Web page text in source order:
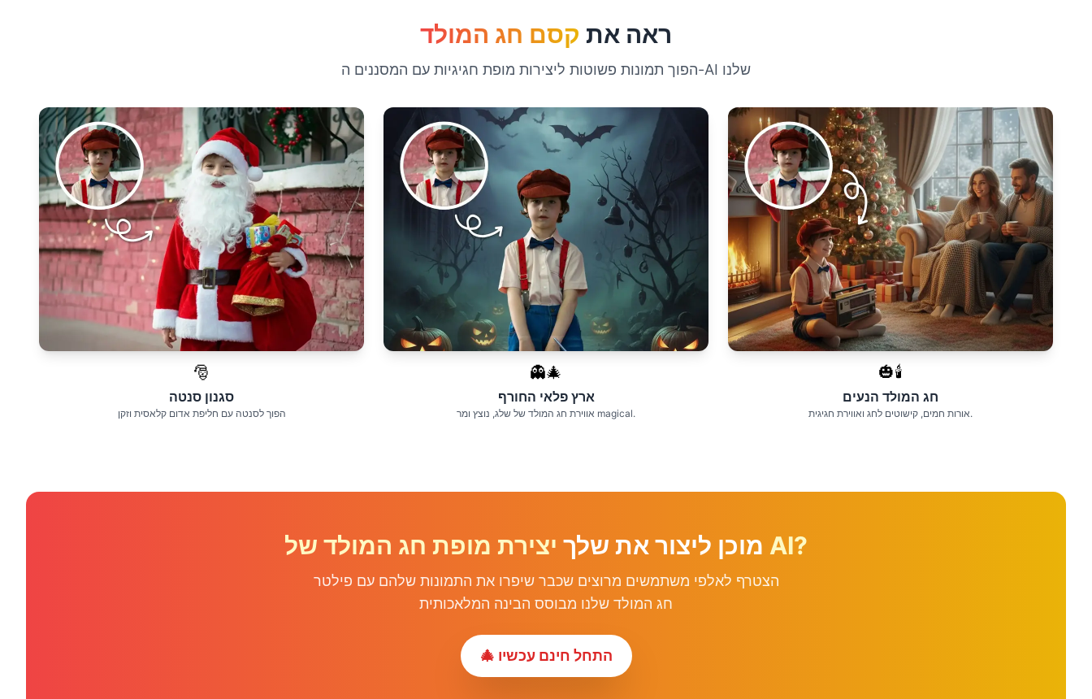
ראה את קסם חג המולד
הפוך תמונות פשוטות ליצירות מופת חגיגיות עם המסננים ה-AI שלנו
🎅
סגנון סנטה
הפוך לסנטה עם חליפת אדום קלאסית וזקן
👻🎄
ארץ פלאי החורף
אווירת חג המולד של שלג, נוצץ ומר magical.
🎃🕯️
חג המולד הנעים
אורות חמים, קישוטים לחג ואווירת חגיגית.
מוכן ליצור את שלך יצירת מופת חג המולד של AI?
הצטרף לאלפי משתמשים מרוצים שכבר שיפרו את התמונות שלהם עם פילטר
חג המולד שלנו מבוסס הבינה המלאכותית
🎄 התחל חינם עכשיו